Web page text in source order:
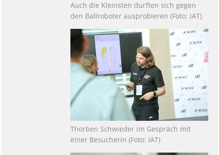
Auch die Kleinsten durften sich gegen
den Ballroboter ausprobieren (Foto: IAT)
Thorben Schwieder im Gespräch mit
einer Besucherin (Foto: IAT)